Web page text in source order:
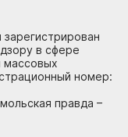
в сфере
массовых
номер:
правда –